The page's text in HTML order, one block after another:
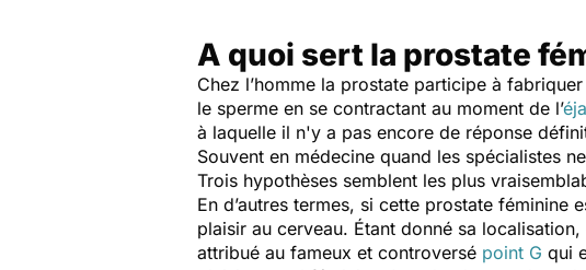
A quoi sert la prostate
Chez l’homme la prostate participe à
le sperme en se contractant au moment de l’
à laquelle il n'y a pas encore de réponse
Souvent en médecine quand les spécialistes
Trois hypothèses semblent les plus
En d’autres termes, si cette prostate
plaisir au cerveau. Étant donné sa
attribué au fameux et controversé point G qui